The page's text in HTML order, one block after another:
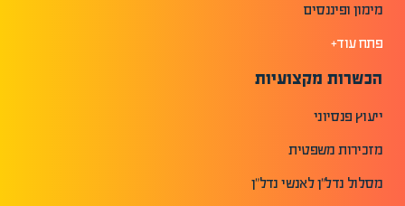
מימון ופיננסים
פתח עוד+
הכשרות מקצועיות
ייעוץ פנסיוני
מזכירות משפטית
מסלול נדל"ן לאנשי נדל"ן